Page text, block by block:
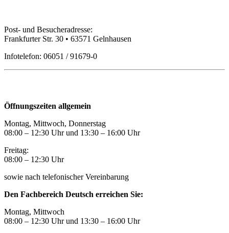
Post- und Besucheradresse:
Frankfurter Str. 30 • 63571 Gelnhausen
Infotelefon: 06051 / 91679-0
Öffnungszeiten allgemein
Montag, Mittwoch, Donnerstag
08:00 – 12:30 Uhr und 13:30 – 16:00 Uhr
Freitag:
08:00 – 12:30 Uhr
sowie nach telefonischer Vereinbarung
Den Fachbereich Deutsch erreichen Sie:
Montag, Mittwoch
08:00 – 12:30 Uhr und 13:30 – 16:00 Uhr